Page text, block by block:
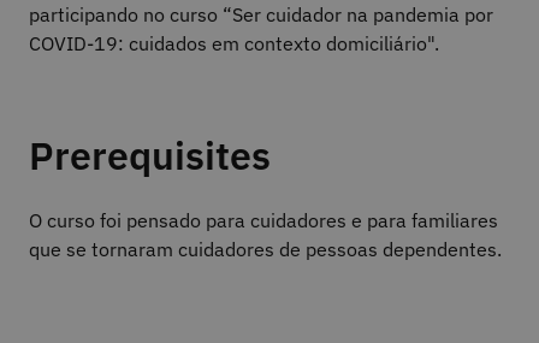
participando no curso “Ser cuidador na pandemia por
COVID-19: cuidados em contexto domiciliário".
Prerequisites
O curso foi pensado para cuidadores e para familiares
que se tornaram cuidadores de pessoas dependentes.